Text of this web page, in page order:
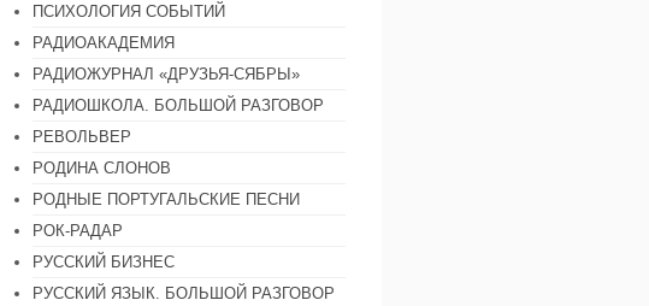
ПСИХОЛОГИЯ СОБЫТИЙ
РАДИОАКАДЕМИЯ
РАДИОЖУРНАЛ «ДРУЗЬЯ-СЯБРЫ»
РАДИОШКОЛА. БОЛЬШОЙ РАЗГОВОР
РЕВОЛЬВЕР
РОДИНА СЛОНОВ
РОДНЫЕ ПОРТУГАЛЬСКИЕ ПЕСНИ
РОК-РАДАР
РУССКИЙ БИЗНЕС
РУССКИЙ ЯЗЫК. БОЛЬШОЙ РАЗГОВОР